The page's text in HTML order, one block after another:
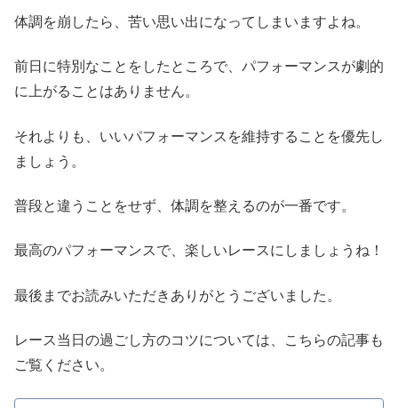
体調を崩したら、苦い思い出になってしまいますよね。
前日に特別なことをしたところで、パフォーマンスが劇的
に上がることはありません。
それよりも、いいパフォーマンスを維持することを優先し
ましょう。
普段と違うことをせず、体調を整えるのが一番です。
最高のパフォーマンスで、楽しいレースにしましょうね！
最後までお読みいただきありがとうございました。
レース当日の過ごし方のコツについては、こちらの記事も
ご覧ください。